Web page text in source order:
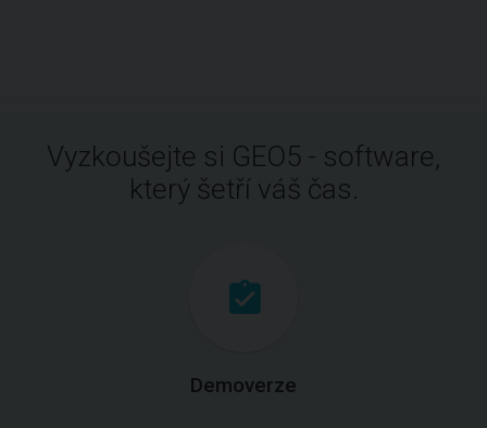
Vyzkoušejte si GEO5 - software,
který šetří váš čas.
Demoverze